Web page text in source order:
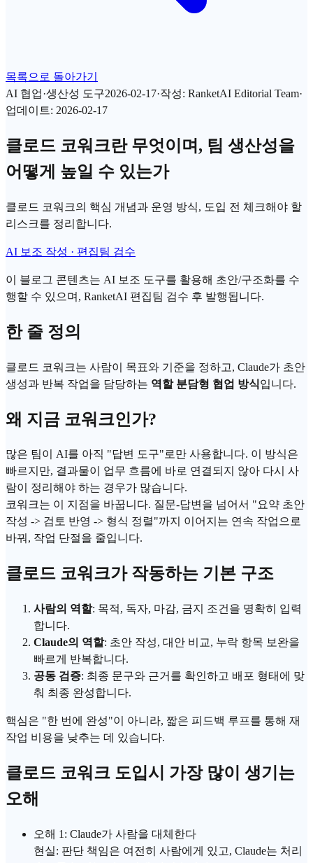
목록으로 돌아가기
AI 협업·생산성 도구2026-02-17·작성: RanketAI Editorial Team·
업데이트: 2026-02-17
클로드 코워크란 무엇이며, 팀 생산성을
어떻게 높일 수 있는가
클로드 코워크의 핵심 개념과 운영 방식, 도입 전 체크해야 할
리스크를 정리합니다.
AI 보조 작성 · 편집팀 검수
이 블로그 콘텐츠는 AI 보조 도구를 활용해 초안/구조화를 수
행할 수 있으며, RanketAI 편집팀 검수 후 발행됩니다.
한 줄 정의
클로드 코워크는 사람이 목표와 기준을 정하고, Claude가 초안
생성과 반복 작업을 담당하는 역할 분담형 협업 방식입니다.
왜 지금 코워크인가?
많은 팀이 AI를 아직 "답변 도구"로만 사용합니다. 이 방식은
빠르지만, 결과물이 업무 흐름에 바로 연결되지 않아 다시 사
람이 정리해야 하는 경우가 많습니다.
코워크는 이 지점을 바꿉니다. 질문-답변을 넘어서 "요약 초안
작성 -> 검토 반영 -> 형식 정렬"까지 이어지는 연속 작업으로
바꿔, 작업 단절을 줄입니다.
클로드 코워크가 작동하는 기본 구조
사람의 역할: 목적, 독자, 마감, 금지 조건을 명확히 입력
합니다.
Claude의 역할: 초안 작성, 대안 비교, 누락 항목 보완을
빠르게 반복합니다.
공동 검증: 최종 문구와 근거를 확인하고 배포 형태에 맞
춰 최종 완성합니다.
핵심은 "한 번에 완성"이 아니라, 짧은 피드백 루프를 통해 재
작업 비용을 낮추는 데 있습니다.
클로드 코워크 도입시 가장 많이 생기는
오해
오해 1: Claude가 사람을 대체한다
현실: 판단 책임은 여전히 사람에게 있고, Claude는 처리